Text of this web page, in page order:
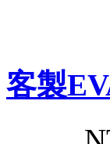
客製